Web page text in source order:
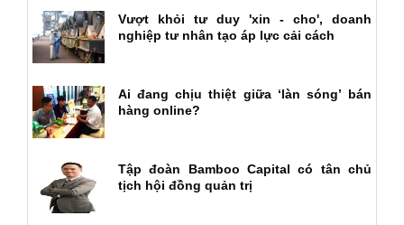
Vượt khỏi tư duy 'xin - cho', doanh
nghiệp tư nhân tạo áp lực cải cách
Ai đang chịu thiệt giữa ‘làn sóng’ bán
hàng online?
Tập đoàn Bamboo Capital có tân chủ
tịch hội đồng quản trị